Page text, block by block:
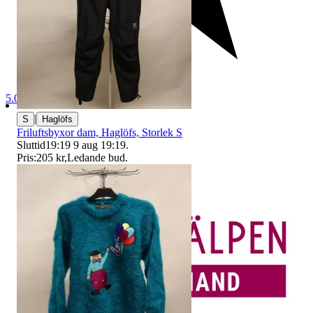
5.0
S | Haglöfs
Friluftsbyxor dam, Haglöfs, Storlek S
Sluttid19:19 9 aug 19:19.
Pris:205 kr,Ledande bud.